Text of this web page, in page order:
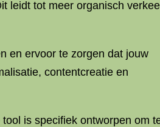
leidt tot meer organisch
en ervoor te zorgen dat jouw
contentcreatie en
is specifiek ontworpen om